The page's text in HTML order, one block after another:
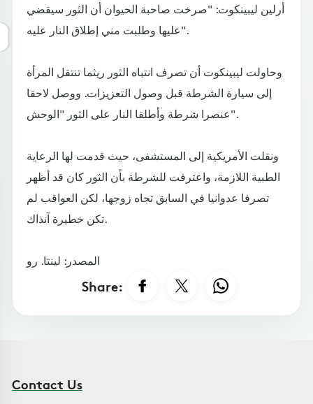
أرلين ليبينكوت: "صرخت صاحبة الحيوان أن الثور سيقضي
عليها وطلبت مني إطلاق النار عليه".
وحاولت ليبينكوت أن تصرف انتباه الثور ريثما تنتقل المرأة
إلى سيارة الشرطة قبل وصول التعزيزات. ووصل لاحقا
عنصرا شرطة وأطلقا النار على الثور "الوحش".
ونقلت الأمريكية إلى المستشفى، حيث قدمت لها الرعاية
الطبية اللازمة، واعترفت للشرطة بأن الثور كان قد أظهر
تصرفا عدوانيا في السابق تجاه زوجها، لكن العواقب لم
تكن خطيرة آنذاك.
المصدر: لينتا. رو
Share:
Contact Us